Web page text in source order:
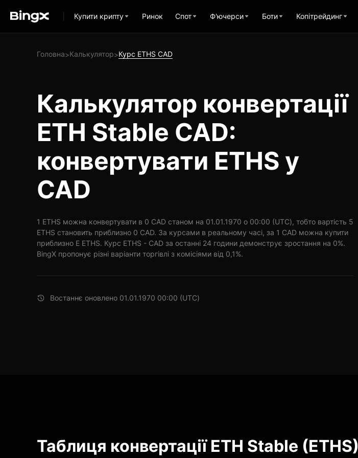
Купити крипту Ринок Спот Ф'ючерси Боти Копітрейдинг
Головна>Калькулятор>Курс ETHS CAD
Калькулятор конвертації
ETH Stable CAD:
конвертувати ETHS у
CAD
1 ETHS можна конвертувати в 0 CAD станом на 01.01.1970 о 00:00 (UTC), тобто вартість 5
ETHS становить приблизно 0 CAD. За курсами в реальному часі, за 1 CAD можна купити
приблизно E ETHS. Курс ETHS - CAD за останні 24 години демонструє зростання на 0%.
BingX пропонує різні варіанти торгівлі з комісіями від 0,1%.
Востаннє оновлено 01.01.1970 00:00 (UTC)
Таблиця конвертації ETH Stable (ETHS)